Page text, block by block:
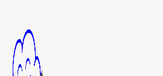
content